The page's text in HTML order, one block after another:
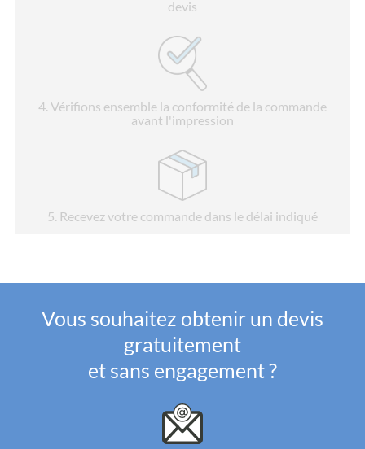
devis
4 . Vérifions ensemble la conformité de la commande
avant l'impression
5. Recevez votre commande dans le délai indiqué
Vous souhaitez obtenir un devis
gratuitement
et sans engagement ?